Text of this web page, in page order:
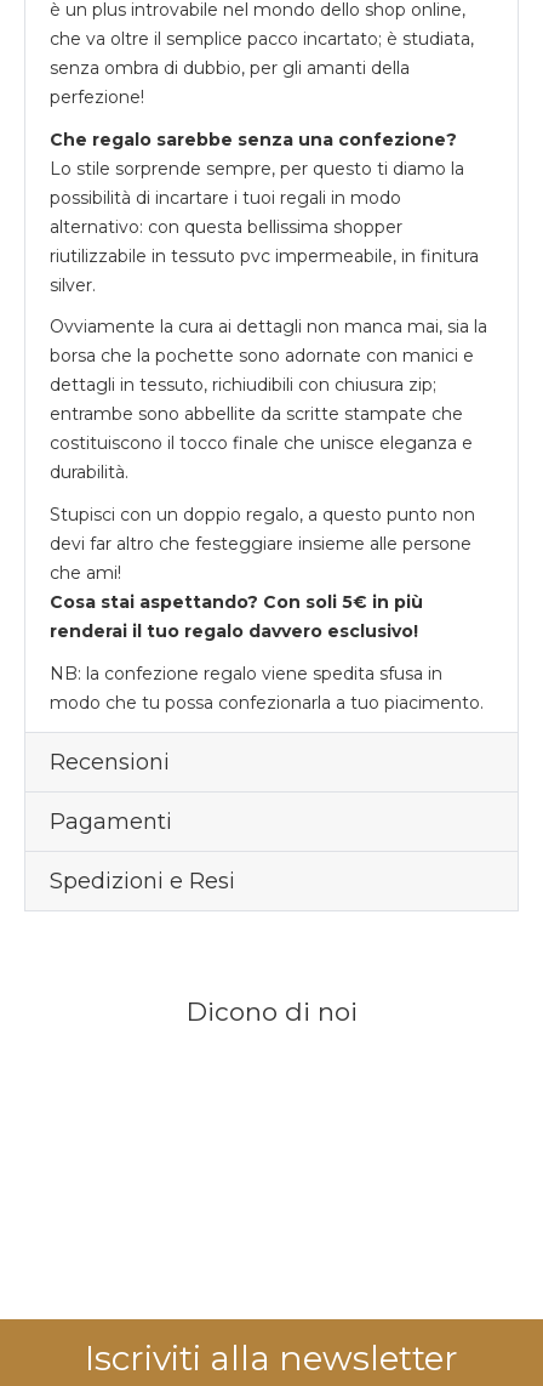
è un plus introvabile nel mondo dello shop online,
che va oltre il semplice pacco incartato; è studiata,
senza ombra di dubbio, per gli amanti della
perfezione!
Che regalo sarebbe senza una confezione?
Lo stile sorprende sempre, per questo ti diamo la
possibilità di incartare i tuoi regali in modo
alternativo: con questa bellissima shopper
riutilizzabile in tessuto pvc impermeabile, in finitura
silver.
Ovviamente la cura ai dettagli non manca mai, sia la
borsa che la pochette sono adornate con manici e
dettagli in tessuto, richiudibili con chiusura zip;
entrambe sono abbellite da scritte stampate che
costituiscono il tocco finale che unisce eleganza e
durabilità.
Stupisci con un doppio regalo, a questo punto non
devi far altro che festeggiare insieme alle persone
che ami!
Cosa stai aspettando? Con soli 5€ in più
renderai il tuo regalo davvero esclusivo!
NB: la confezione regalo viene spedita sfusa in
modo che tu possa confezionarla a tuo piacimento.
Recensioni
Pagamenti
Spedizioni e Resi
Dicono di noi
Iscriviti alla newsletter